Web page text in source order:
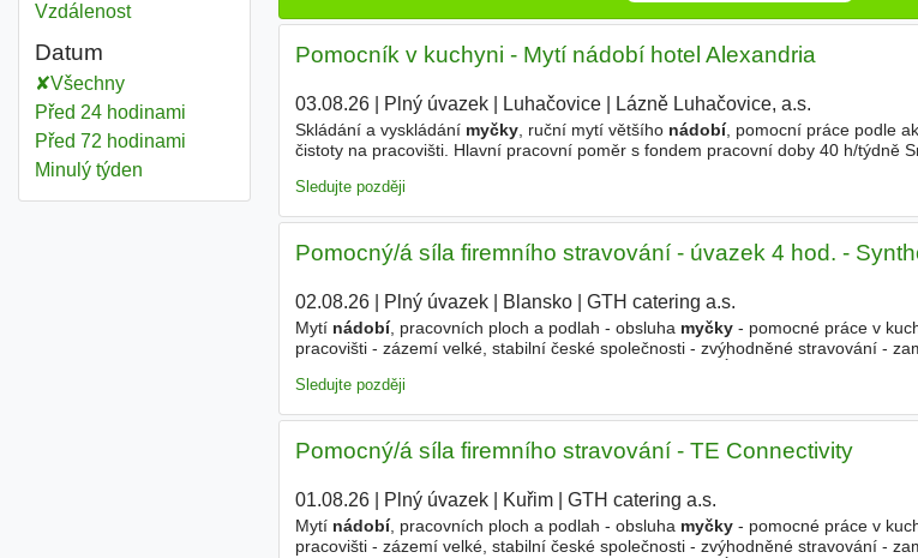
Vzdálenost
Datum
Všechny
Před 24 hodinami
Před 72 hodinami
Minulý týden
Pomocník v kuchyni - Mytí nádobí hotel Alexandria
03.08.26| Plný úvazek| Luhačovice| Lázně Luhačovice, a.s.
Skládání a vyskládání myčky, ruční mytí většího nádobí, pomocní práce podle
čistoty na pracovišti. Hlavní pracovní poměr s fondem pracovní doby 40 h/týdně
Sledujte později
Pomocný/á síla firemního stravování - úvazek 4 hod. -
02.08.26| Plný úvazek| Blansko| GTH catering a.s.
Mytí nádobí, pracovních ploch a podlah - obsluha myčky- pomocné práce v
pracovišti - zázemí velké, stabilní české společnosti - zvýhodněné stravování -
Sledujte později
Pomocný/á síla firemního stravování - TE Connectivity
01.08.26| Plný úvazek| Kuřim| GTH catering a.s.
Mytí nádobí, pracovních ploch a podlah - obsluha myčky- pomocné práce v
pracovišti - zázemí velké, stabilní české společnosti - zvýhodněné stravování -